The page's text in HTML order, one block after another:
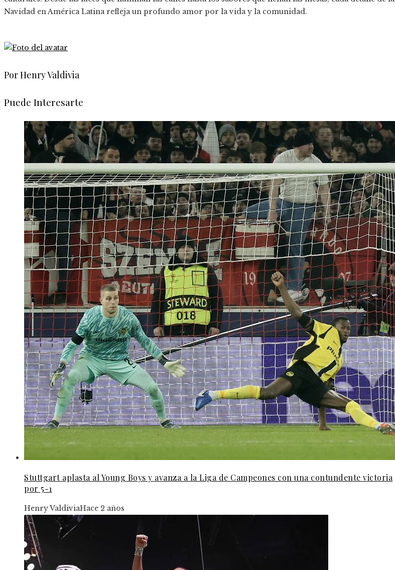
Navidad en América Latina refleja un profundo amor por la vida y la comunidad.
Por Henry Valdivia
Puede Interesarte
Stuttgart aplasta al Young Boys y avanza a la Liga de Campeones con una contundente victoria
por 5-1
Henry ValdiviaHace 2 años